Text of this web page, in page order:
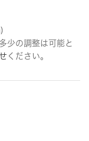
少の調整は可能と
ください。